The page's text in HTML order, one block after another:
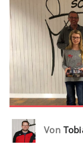
Von